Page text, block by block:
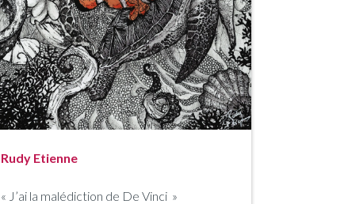
Rudy Etienne
« J’ai la malédiction de De Vinci »